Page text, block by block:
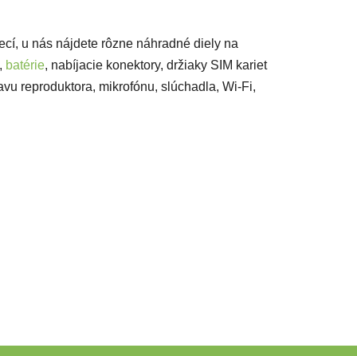
u nás nájdete rôzne náhradné diely na
, batérie, nabíjacie konektory, držiaky SIM kariet
reproduktora, mikrofónu, slúchadla, Wi-Fi,